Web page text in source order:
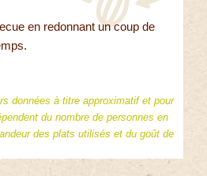
en redonnant un coup de
données à titre approximatif et pour
du nombre de personnes en
des plats utilisés et du goût de